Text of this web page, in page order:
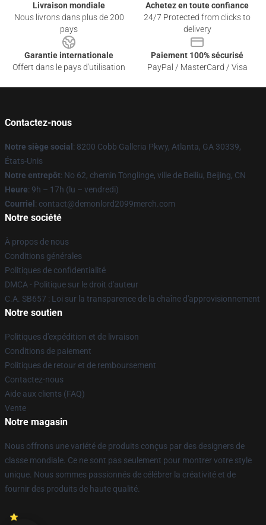
Livraison mondiale
Nous livrons dans plus de 200
pays
Achetez en toute confiance
24/7 Protected from clicks to
delivery
Garantie internationale
Offert dans le pays d'utilisation
Paiement 100% sécurisé
PayPal / MasterCard / Visa
Contactez-nous
Notre siège social : 8200 Cobb Galleria Pkwy, Atlanta, GA 30339,
États-Unis
Notre entrepôt: No 62, chemin Tonglinge, ville de Beiliu, Beijing, CN
Heure: 9h – 17h (lu – vendredi)
Courriel : contact@demonlord2099merch.com
Notre société
À propos de nous
Conditions générales
Politiques de confidentialité
DMCA - Politique sur le droit d'auteur
C.A. SB657 : Loi sur la transparence de la chaîne d'approvisionnement
Notre soutien
Politiques d'expédition et de livraison
Conditions de paiement
Politiques de retour et de remboursement
Contactez-nous
Aide aux clients (FAQ)
Vente
Notre magasin
Nous offrons une variété de produits conçus par des designers de
classe mondiale. Ce ne sont pas seulement pour montrer votre style
unique. Nous sommes passionnés de célébrer la créativité et de
fournir des produits de haute qualité.